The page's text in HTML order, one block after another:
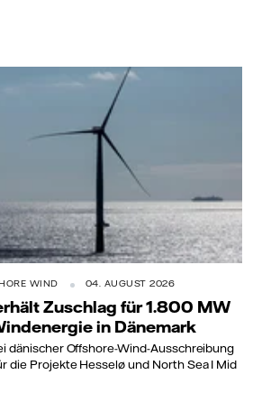
WIND 04. AUGUST 2026
Zuschlag für 1.800 MW
in Dänemark
dänischer Offshore-Wind-Ausschreibung
die Projekte Hesselø und North Sea I Mid